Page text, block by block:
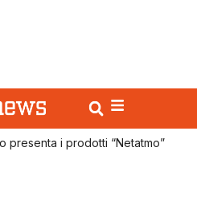
presenta i prodotti “Netatmo”